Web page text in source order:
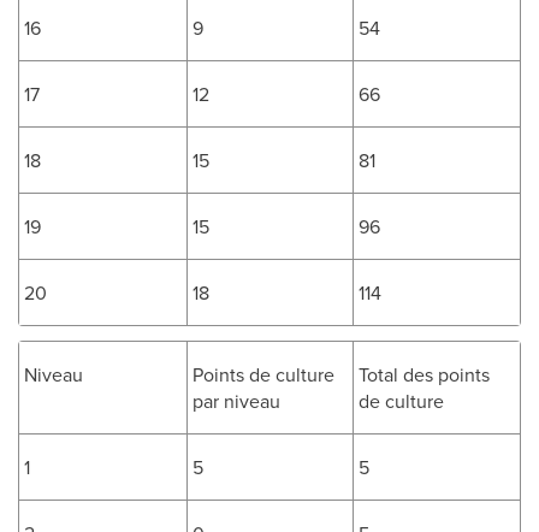
16 9 54
17 12 66
18 15 81
19 15 96
20 18 114
Niveau
Points de culture
par niveau
Total des points
de culture
1 5 5